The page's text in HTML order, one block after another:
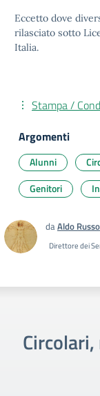
Eccetto dove
rilasciato sotto
Italia.
Stampa /
Argomenti
Alunni
Genitori
daAldo Russo
Direttore dei